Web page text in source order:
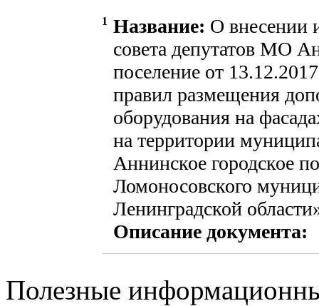
1 Название: О внесении
совета депутатов МО
поселение от
правил размещения
оборудования на
на территории
Аннинское городское
Ломоносовского
Ленинградской
Описание документа:
Полезные